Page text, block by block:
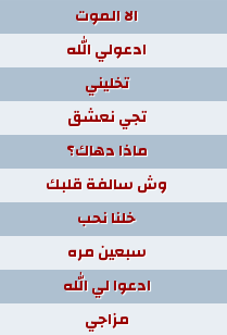
الا الموت
ادعولي الله
تخليني
تجي نعشق
ماذا دهاك؟
وش سالفة قلبك
خلنا نحب
سبعين مره
ادعوا لي الله
مزاجي